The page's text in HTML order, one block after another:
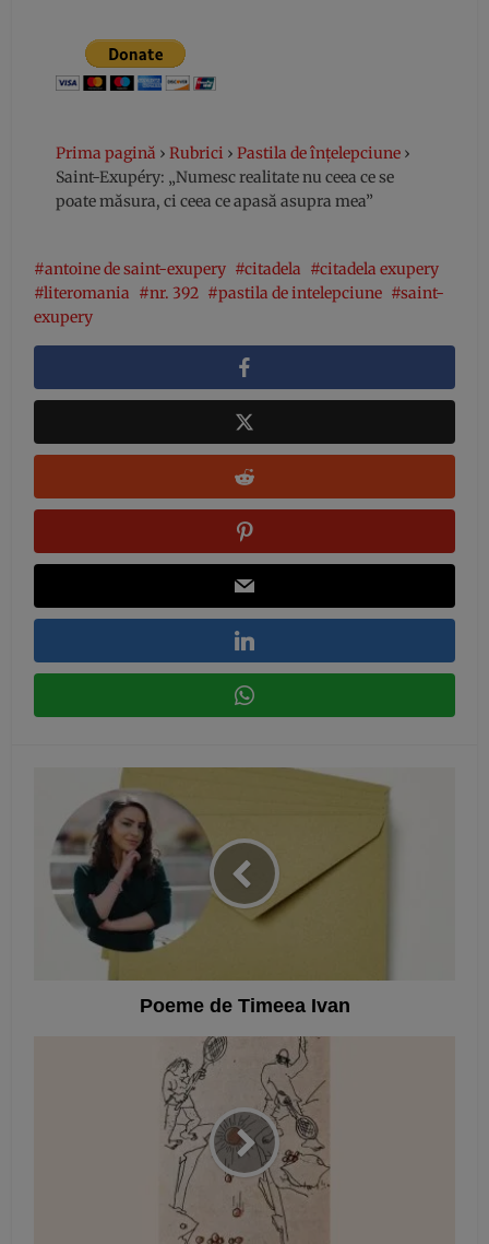
Prima pagină › Rubrici › Pastila de înțelepciune ›
Saint-Exupéry: „Numesc realitate nu ceea ce se
poate măsura, ci ceea ce apasă asupra mea”
antoine de saint-exupery citadela
citadela exupery
literomania
nr. 392 pastila de intelepciune
saint-
exupery
Poeme de Timeea Ivan